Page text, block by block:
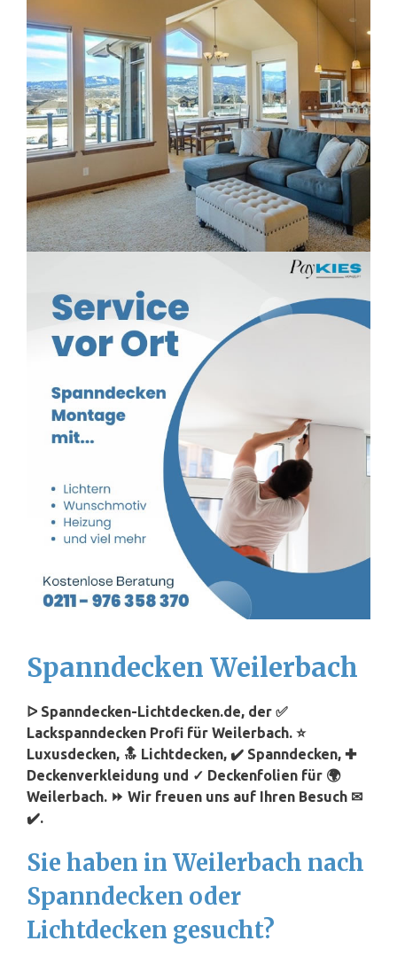
Spanndecken Weilerbach
ᐅ Spanndecken-Lichtdecken.de, der ✅
Lackspanndecken Profi für Weilerbach. ⭐
Luxusdecken, 🔝 Lichtdecken, ✔️ Spanndecken, ✚
Deckenverkleidung und ✓ Deckenfolien für 🌍
Weilerbach. ⏩ Wir freuen uns auf Ihren Besuch ✉
✔️.
Sie haben in Weilerbach nach
Spanndecken oder
Lichtdecken gesucht?